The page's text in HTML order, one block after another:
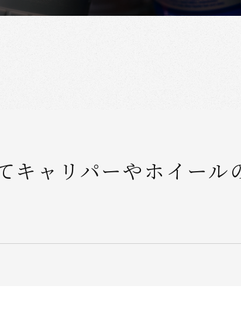
キャリパーやホイール